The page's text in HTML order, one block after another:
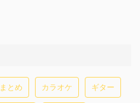
まとめ カラオケ ギター